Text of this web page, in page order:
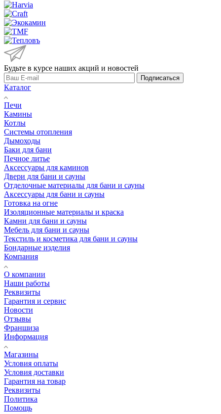
Будьте в курсе наших акций и новостей
Подписаться
Каталог
Печи
Камины
Котлы
Системы отопления
Дымоходы
Баки для бани
Печное литье
Аксессуары для каминов
Двери для бани и сауны
Отделочные материалы для бани и сауны
Аксессуары для бани и сауны
Готовка на огне
Изоляционные материалы и краска
Камни для бани и сауны
Мебель для бани и сауны
Текстиль и косметика для бани и сауны
Бондарные изделия
Компания
О компании
Наши работы
Реквизиты
Гарантия и сервис
Новости
Отзывы
Франшиза
Информация
Магазины
Условия оплаты
Условия доставки
Гарантия на товар
Реквизиты
Политика
Помощь